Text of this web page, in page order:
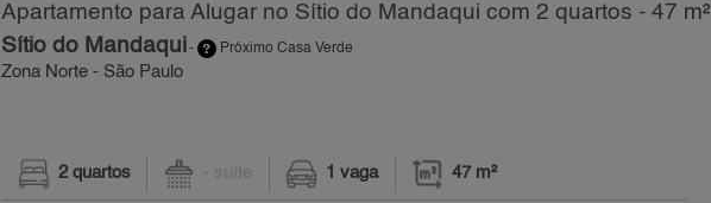
Apartamento para Alugar no Sítio do Mandaqui com 2 quartos - 47 m²
Sítio do Mandaqui- Próximo Casa Verde
Zona Norte - São Paulo
2 quartos - suíte 1 vaga 47 m²